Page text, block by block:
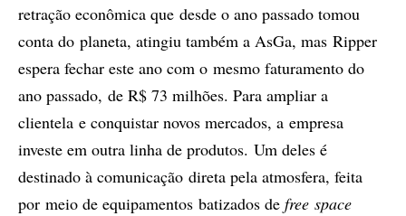
retração econômica que desde o ano passado tomou
conta do planeta, atingiu também a AsGa, mas Ripper
espera fechar este ano com o mesmo faturamento do
ano passado, de R$ 73 milhões. Para ampliar a
clientela e conquistar novos mercados, a empresa
investe em outra linha de produtos. Um deles é
destinado à comunicação direta pela atmosfera, feita
por meio de equipamentos batizados de free space